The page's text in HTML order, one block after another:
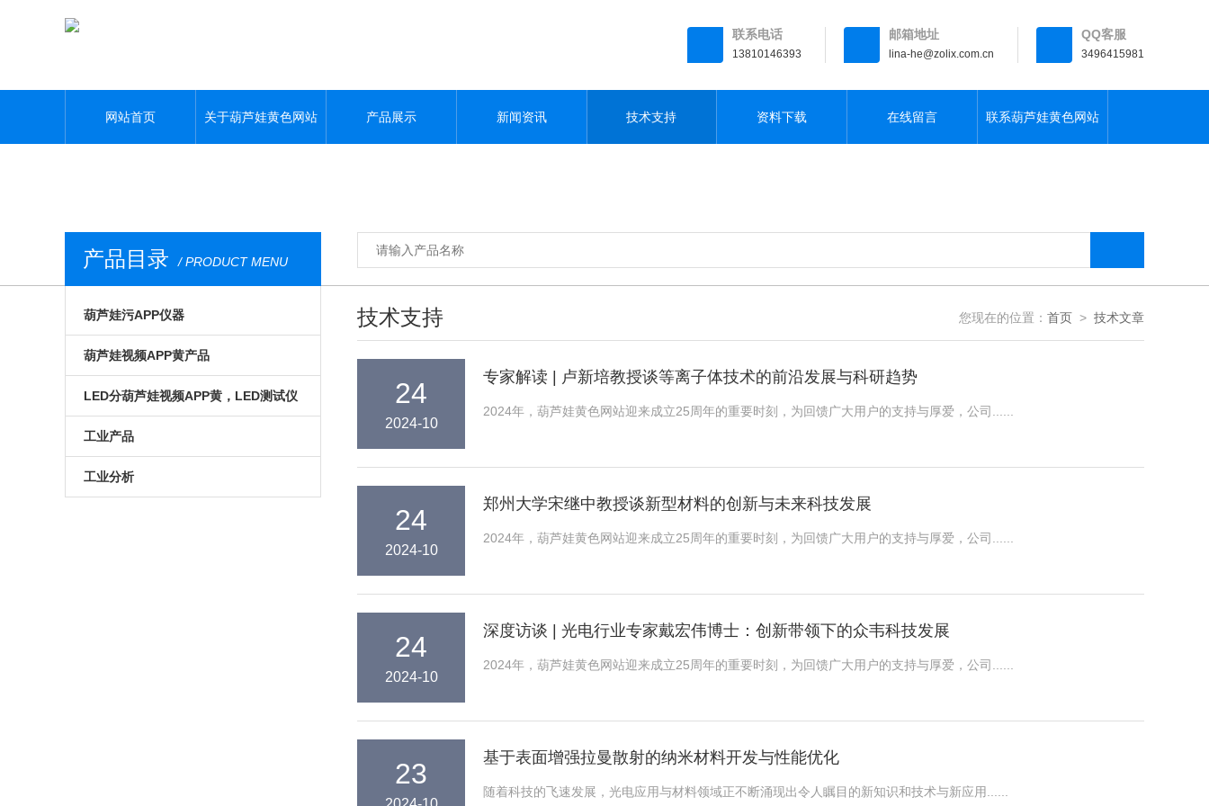
联系电话
13810146393
邮箱地址
lina-he@zolix.com.cn
QQ客服
3496415981
网站首页 关于葫芦娃黄色网站 产品展示 新闻资讯 技术支持 资料下载 在线留言 联系葫芦娃黄色网站
产品目录 / PRODUCT MENU
葫芦娃污APP仪器
光电模组与系统
微区磁光及角分辨
原子葫芦娃污APP
门控相机/分幅相机
葫芦娃视频APP黄产品
手动位移台
电动升降台
相机
LED分葫芦娃视频APP黄，LED测试仪
LED测试仪
工业产品
旋转滑台
工业分析
技术支持 您现在的位置： 首页 > 技术文章
24
2024-10
专家解读 | 卢新培教授谈等离子体技术的前沿发展与科研趋势
2024年，葫芦娃黄色网站迎来成立25周年的重要时刻，为回馈广大用户的支持与厚爱，公司......
24
2024-10
郑州大学宋继中教授谈新型材料的创新与未来科技发展
2024年，葫芦娃黄色网站迎来成立25周年的重要时刻，为回馈广大用户的支持与厚爱，公司......
24
2024-10
深度访谈 | 光电行业专家戴宏伟博士：创新带领下的众韦科技发展
2024年，葫芦娃黄色网站迎来成立25周年的重要时刻，为回馈广大用户的支持与厚爱，公司......
23 基于表面增强拉曼散射的纳米材料开发与性能优化
随着科技的飞速发展，光电应用与材料领域正不断涌现出令人瞩目的新知识和技术与新应用......